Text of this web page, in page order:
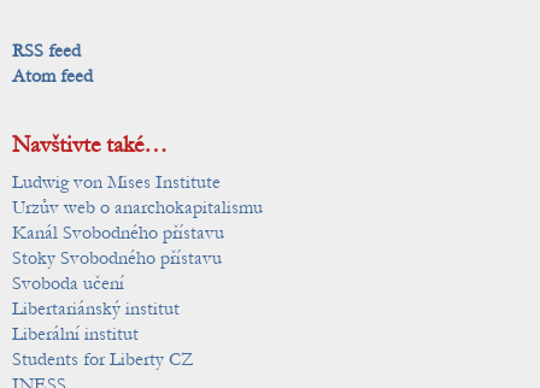
RSS feed
Atom feed
Navštivte také…
Ludwig von Mises Institute
Urzův web o anarchokapitalismu
Kanál Svobodného přístavu
Stoky Svobodného přístavu
Svoboda učení
Libertariánský institut
Liberální institut
Students for Liberty CZ